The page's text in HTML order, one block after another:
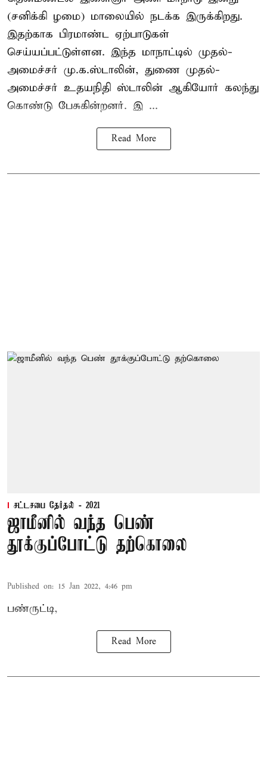
(சனிக்கி ழமை) மாலையில் நடக்க இருக்கிறது.
இதற்காக பிரமாண்ட ஏற்பாடுகள்
செய்யப்பட்டுள்ளன. இந்த மாநாட்டில் முதல்-
அமைச்சர் மு.க.ஸ்டாலின், துணை முதல்-
அமைச்சர் உதயநிதி ஸ்டாலின் ஆகியோர் கலந்து
கொண்டு பேசுகின்றனர். இ ...
Read More
சட்டசபை தேர்தல் - 2021
ஜாமீனில் வந்த பெண்
தூக்குப்போட்டு தற்கொலை
Published on: 15 Jan 2022, 4:46 pm
பண்ருட்டி,
Read More